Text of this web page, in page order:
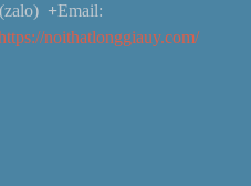
+Email:
noithatlonggiauy.com/